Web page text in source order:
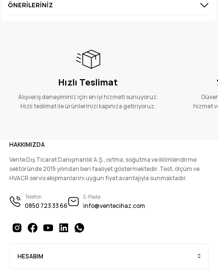
ÖNERILERINIZ
Hızlı Teslimat
Alışveriş deneyiminiz için en iyi hizmeti sunuyoruz.
Hızlı teslimat ile ürünlerinizi kapınıza getiriyoruz.
hizmet
HAKKIMIZDA
Vente Dış Ticaret Danışmanlık A.Ş., ısıtma, soğutma ve iklimlendirme
sektöründe 2015 yılından beri faaliyet göstermektedir. Test, ölçüm ve
HVACR servis ekipmanlarını uygun fiyat avantajıyla sunmaktadır.
Telefon
0850 723 33 66
E-Posta
info@ventecihaz.com
HESABIM